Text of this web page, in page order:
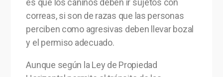
es que los caninos deben ir sujetos con
correas, si son de razas que las personas
perciben como agresivas deben llevar bozal
y el permiso adecuado.
Aunque según la Ley de Propiedad